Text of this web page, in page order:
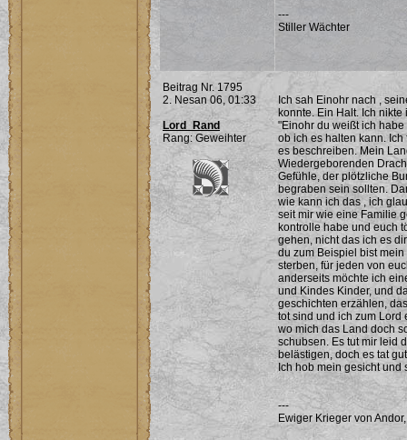
---
Stiller Wächter
Beitrag Nr. 1795
2. Nesan 06, 01:33
Lord_Rand
Rang: Geweihter
Ich sah Einohr nach ,
konnte. Ein Halt. Ich
"Einohr du weißt ich
ob ich es halten kann.
es beschreiben. Mein
Wiedergeborenden
Gefühle, der plötzliche
begraben sein sollten.
wie kann ich das , ich
seit mir wie eine Familie
kontrolle habe und euch
gehen, nicht das ich es
du zum Beispiel bist
sterben, für jeden von
anderseits möchte ich
und Kindes Kinder, und
geschichten erzählen,
tot sind und ich zum Lord
wo mich das Land doch
schubsen. Es tut mir leid
belästigen, doch es tat
Ich hob mein gesicht
---
Ewiger Krieger von